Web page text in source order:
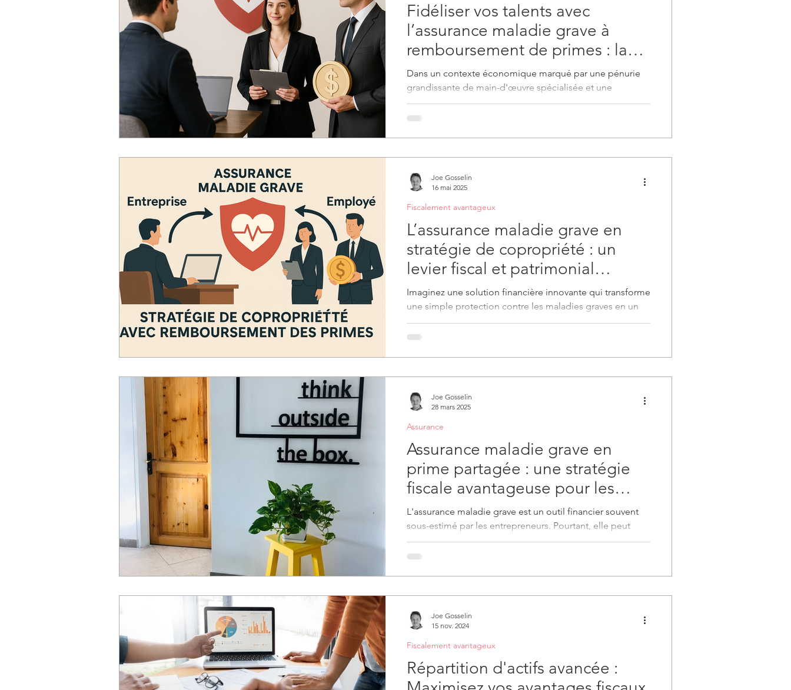
Fidéliser vos talents avec
l’assurance maladie grave à
remboursement de primes : la
stratégie gagnant-gagnant pour
vos employés clés
Dans un contexte économique marqué par une pénurie
grandissante de main-d'œuvre spécialisée et une
compétition accrue pour les talents,...
L’assurance maladie grave en
stratégie de copropriété : un
levier fiscal et patrimonial
puissant pour les entrepreneurs
Imaginez une solution financière innovante qui transforme
une simple protection contre les maladies graves en un
puissant levier...
Fiscalement avantageux
Joe Gosselin
16 mai 2025
Assurance maladie grave en
prime partagée : une stratégie
fiscale avantageuse pour les
entrepreneurs
L'assurance maladie grave est un outil financier souvent
sous-estimé par les entrepreneurs. Pourtant, elle peut
jouer un rôle clé dans la...
Assurance
Joe Gosselin
28 mars 2025
Répartition d'actifs avancée :
Fiscalement avantageux
Joe Gosselin
15 nov. 2024